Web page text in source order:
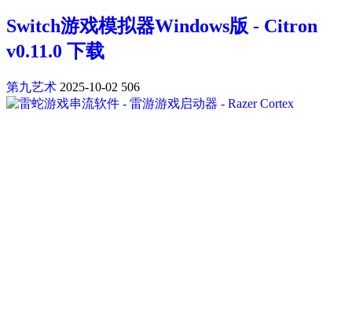
Switch游戏模拟器Windows版 - Citron
v0.11.0 下载
第九艺术 2025-10-02 506